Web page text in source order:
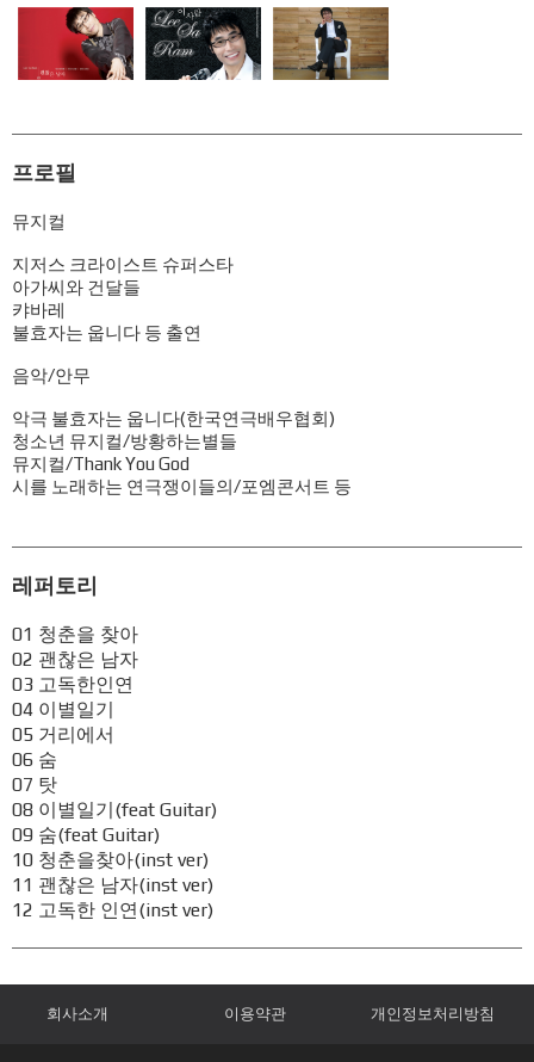
프로필
뮤지컬
지저스 크라이스트 슈퍼스타
아가씨와 건달들
캬바레
불효자는 웁니다 등 출연
음악/안무
악극 불효자는 웁니다(한국연극배우협회)
청소년 뮤지컬/방황하는별들
뮤지컬/Thank You God
시를 노래하는 연극쟁이들의/포엠콘서트 등
레퍼토리
01 청춘을 찾아
02 괜찮은 남자
03 고독한인연
04 이별일기
05 거리에서
06 숨
07 탓
08 이별일기(feat Guitar)
09 숨(feat Guitar)
10 청춘을찾아(inst ver)
11 괜찮은 남자(inst ver)
12 고독한 인연(inst ver)
회사소개 이용약관 개인정보처리방침